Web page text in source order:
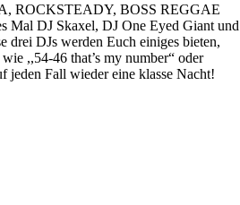
ROCKSTEADY, BOSS REGGAE
Mal DJ Skaxel, DJ One Eyed Giant und
drei DJs werden Euch einiges bieten,
,,54-46 that’s my number“ oder
jeden Fall wieder eine klasse Nacht!